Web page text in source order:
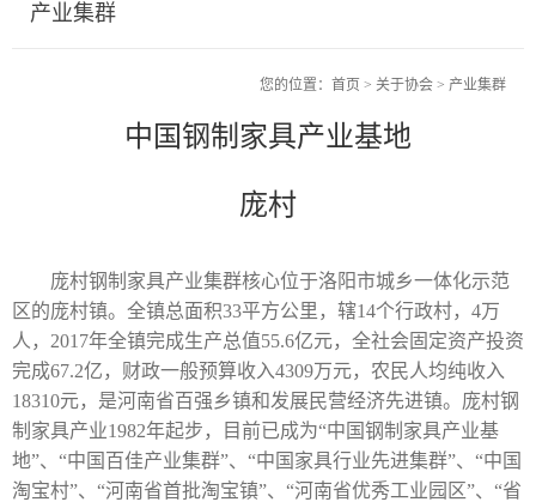
产业集群
您的位置： 首页 > 关于协会 > 产业集群
中国钢制家具产业基地
庞村
庞村钢制家具产业集群核心位于洛阳市城乡一体化示范
区的庞村镇。全镇总面积33平方公里，辖14个行政村， 4万
人， 2017年全镇完成生产总值55.6亿元，全社会固定资产投资
完成67.2亿，财政一般预算收入4309万元，农民人均纯收入
18310元，是河南省百强乡镇和发展民营经济先进镇。庞村钢
制家具产业1982年起步，目前已成为“中国钢制家具产业基
地”、“中国百佳产业集群”、“中国家具行业先进集群”、“中国
淘宝村”、“河南省首批淘宝镇”、“河南省优秀工业园区”、“省